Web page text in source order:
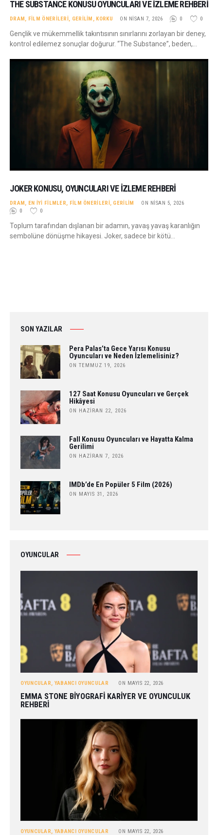
THE SUBSTANCE KONUSU OYUNCULARI VE İZLEME REHBERI
DRAM, FILM ÖNERILERI, GERILIM , KORKU ON NISAN 7, 2026 0 0
Gençlik ve mükemmellik takıntısının sınırlarını zorlayan bir deney,
kontrol edilemez sonuçlar doğurur. “The Substance”, beden,…
JOKER KONUSU, OYUNCULARI VE İZLEME REHBERI
DRAM, EN İYI FILMLER, FILM ÖNERILERI, GERILIM
ON NISAN 5, 2026
0
0
Toplum tarafından dışlanan bir adamın, yavaş yavaş karanlığın
sembolüne dönüşme hikayesi. Joker, sadece bir kötü…
SON YAZILAR
Pera Palas’ta Gece Yarısı Konusu
Oyuncuları ve Neden İzlemelisiniz?
ON TEMMUZ 19, 2026
127 Saat Konusu Oyuncuları ve Gerçek
Hikâyesi
ON HAZIRAN 22, 2026
Fall Konusu Oyuncuları ve Hayatta Kalma
Gerilimi
ON HAZIRAN 7, 2026
IMDb’de En Popüler 5 Film (2026)
ON MAYIS 31, 2026
OYUNCULAR
OYUNCULAR, YABANCI OYUNCULAR ON MAYIS 22, 2026
EMMA STONE BIYOGRAFI KARIYER VE OYUNCULUK
REHBERI
OYUNCULAR YABANCI OYUNCULAR ON MAYIS 22, 2026